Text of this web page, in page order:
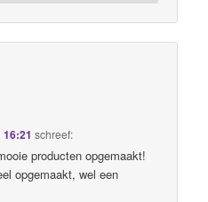
schreef:
producten opgemaakt!
opgemaakt, wel een